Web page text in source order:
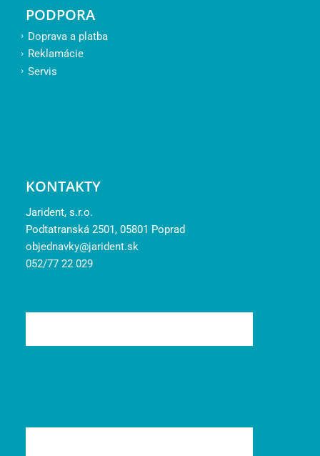
PODPORA
Doprava a platba
Reklamácie
Servis
KONTAKTY
Jarident, s.r.o.
Podtatranská 2501, 05801 Poprad
objednavky@jarident.sk
052/77 22 029